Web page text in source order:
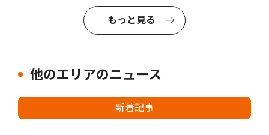
もっと見る
他のエリアのニュース
新着記事